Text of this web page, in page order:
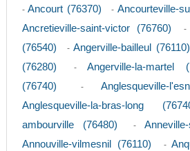
-Ancourt (76370) -Ancourteville-
Ancretieville-saint-victor (76760)
(76540)
-Angerville-bailleul (76110)
(76280)
-Angerville-la-martel
(76740)
- Anglesqueville-
Anglesqueville-la-bras-long
ambourville (76480)
-
Annouville-vilmesnil (76110) -